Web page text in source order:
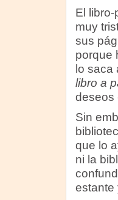
El
muy
sus
porque
lo saca
libro a
deseos
Sin
que lo
ni la
estante